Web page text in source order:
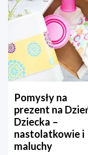
Pomysły na
prezent na
Dziecka –
nastolatkowie i
maluchy